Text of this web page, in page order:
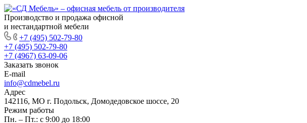
Производство и продажа офисной
и нестандартной мебели
+7 (495) 502-79-80
+7 (495) 502-79-80
+7 (4967) 63-09-06
Заказать звонок
E-mail
info@cdmebel.ru
Адрес
142116, МО г. Подольск, Домодедовское шоссе, 20
Режим работы
Пн. – Пт.: с 9:00 до 18:00